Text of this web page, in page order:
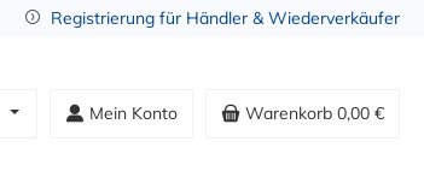
Registrierung für Händler & Wiederverkäufer
Mein Konto Warenkorb 0,00 €